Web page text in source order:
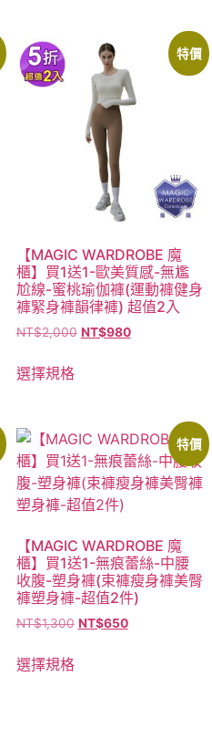
特價
【MAGIC WARDROBE 魔
櫃】買1送1-歐美質感-無尷
尬線-蜜桃瑜伽褲(運動褲健身
褲緊身褲韻律褲) 超值2入
NT$2,000 NT$980
選擇規格
特價
【MAGIC WARDROBE 魔
櫃】買1送1-無痕蕾絲-中腰
收腹-塑身褲(束褲瘦身褲美臀
褲塑身褲-超值2件)
NT$1,300 NT$650
選擇規格